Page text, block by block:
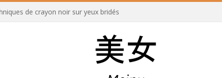
de crayon noir sur yeux bridés